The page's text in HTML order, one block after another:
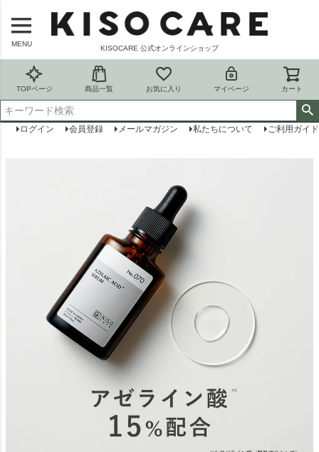
MENU
KISOCARE 公式オンラインショップ
TOPページ 商品一覧 お気に入り マイページ カート
ログイン 会員登録 メールマガジン 私たちについて ご利用ガイド